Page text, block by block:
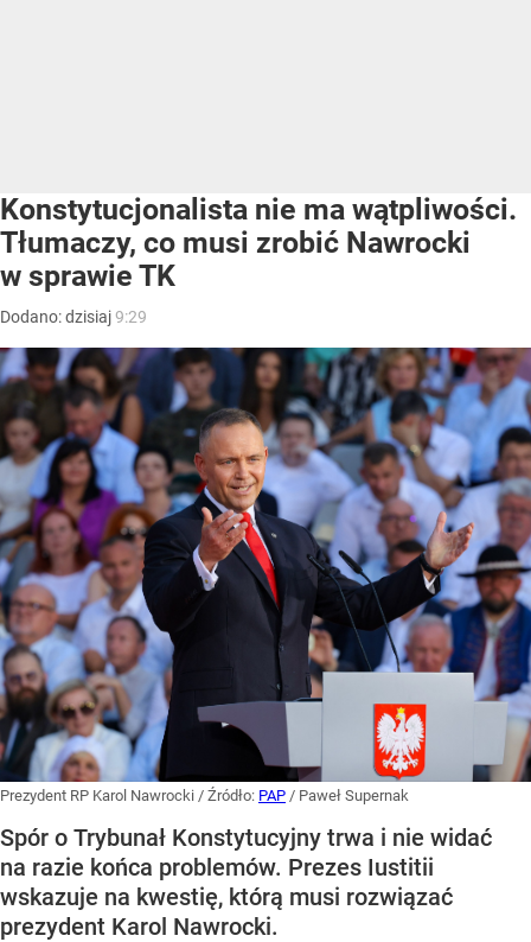
Konstytucjonalista nie ma wątpliwości.
Tłumaczy, co musi zrobić Nawrocki
w sprawie TK
Dodano:dzisiaj9:29
Prezydent RP Karol Nawrocki / Źródło: PAP / Paweł Supernak
Spór o Trybunał Konstytucyjny trwa i nie widać
na razie końca problemów. Prezes Iustitii
wskazuje na kwestię, którą musi rozwiązać
prezydent Karol Nawrocki.